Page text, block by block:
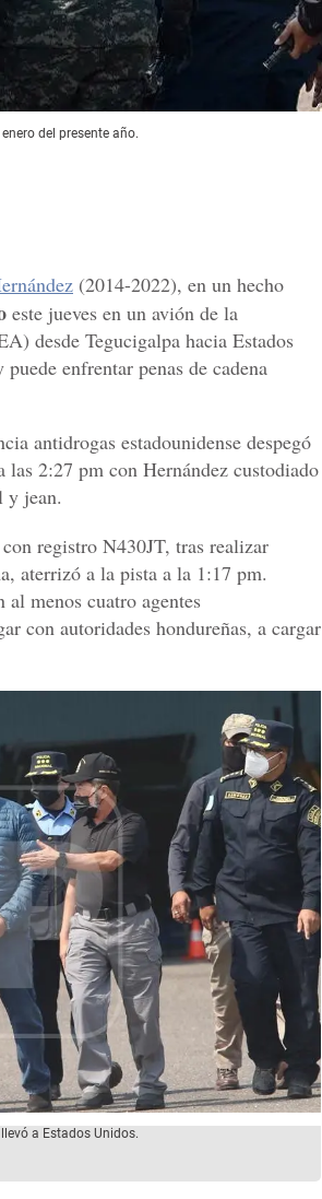
del presente año.
(2014-2022), en un hecho
este jueves en un avión de la
desde Tegucigalpa hacia Estados
enfrentar penas de cadena
antidrogas estadounidense despegó
las 2:27 pm con Hernández custodiado
y jean.
registro N430JT, tras realizar
aterrizó a la pista a la 1:17 pm.
al menos cuatro agentes
con autoridades hondureñas, a cargar
a Estados Unidos.